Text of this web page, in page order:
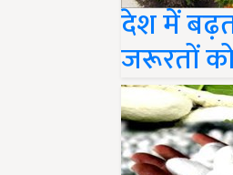
देश में
जरूरतों